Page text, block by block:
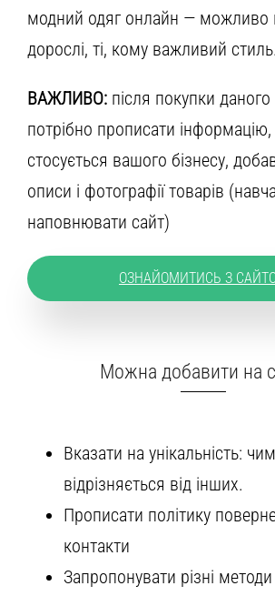
модний одяг онлайн — можливо
дорослі, ті, кому важливий стиль.
ВАЖЛИВО: після покупки даного
потрібно прописати
стосується вашого бізнесу,
описи і фотографії товарів
наповнювати сайт)
ОЗНАЙОМИТИСЬ З
Можна добавити на
Вказати на унікальність:
відрізняється від інших.
Прописати політику
контакти
Запропонувати різні